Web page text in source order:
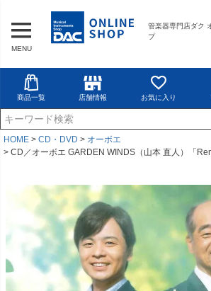
管楽器専門店ダク
プ
MENU
商品一覧 店舗情報 お気に入り
HOME CD・DVD
オーボエ
CD／オーボエ GARDEN WINDS（山本 直人）「